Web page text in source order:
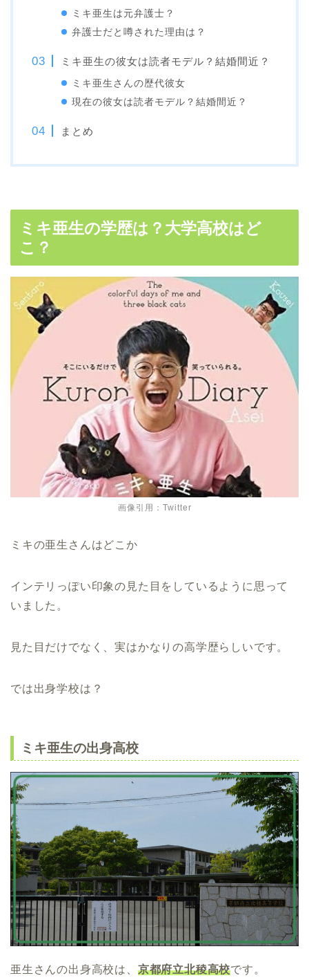
ミキ亜生は元弁護士？
弁護士だと噂された理由は？
ミキ亜生の彼女は読者モデル？結婚間近？
ミキ亜生さんの歴代彼女
現在の彼女は読者モデル？結婚間近？
まとめ
ミキ亜生の学歴は？大学高校はど
こ？
画像引用：Twitter
ミキの亜生さんはどこか
インテリっぽい印象の見た目をしているように思って
いました。
見た目だけでなく、実はかなりの高学歴らしいです。
では出身学校は？
ミキ亜生の出身高校
亜生さんの出身高校は、 京都府立北稜高校です。